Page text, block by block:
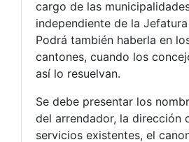
cargo de las
independiente de la
Podrá también haberla en
cantones, cuando los
así lo resuelvan.
Se debe presentar los
del arrendador, la dirección
servicios existentes, el